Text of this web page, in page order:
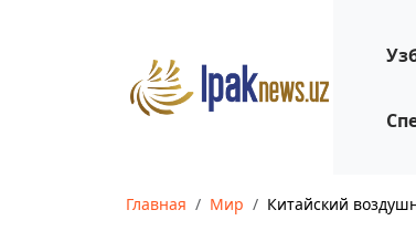
Главная Мир Китайский